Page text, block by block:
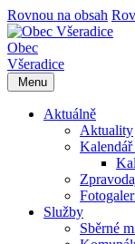
Rovnou na obsah
Obec
Všeradice
Menu
Aktuálně
Aktuality
Služby
Sběrné